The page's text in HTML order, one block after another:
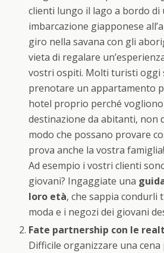
clienti lungo il lago a bordo di
imbarcazione giapponese
giro nella savana con gli
vieta di regalare
vostri ospiti. Molti turisti oggi
prenotare un appartamento
hotel proprio perché
destinazione da abitanti, non
modo che possano provare
prova anche la vostra famiglia!
Ad esempio i vostri clienti
giovani? Ingaggiate una
loro età, che sappia condurli
moda e i negozi dei giovani
Fate partnership con le
Difficile organizzare una cena